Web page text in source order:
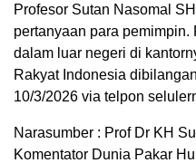
Profesor Sutan Nasomal
pertanyaan para
dalam luar negeri di
Rakyat Indonesia
10/3/2026 via telpon
Narasumber : Prof Dr KH
Komentator Dunia Pakar